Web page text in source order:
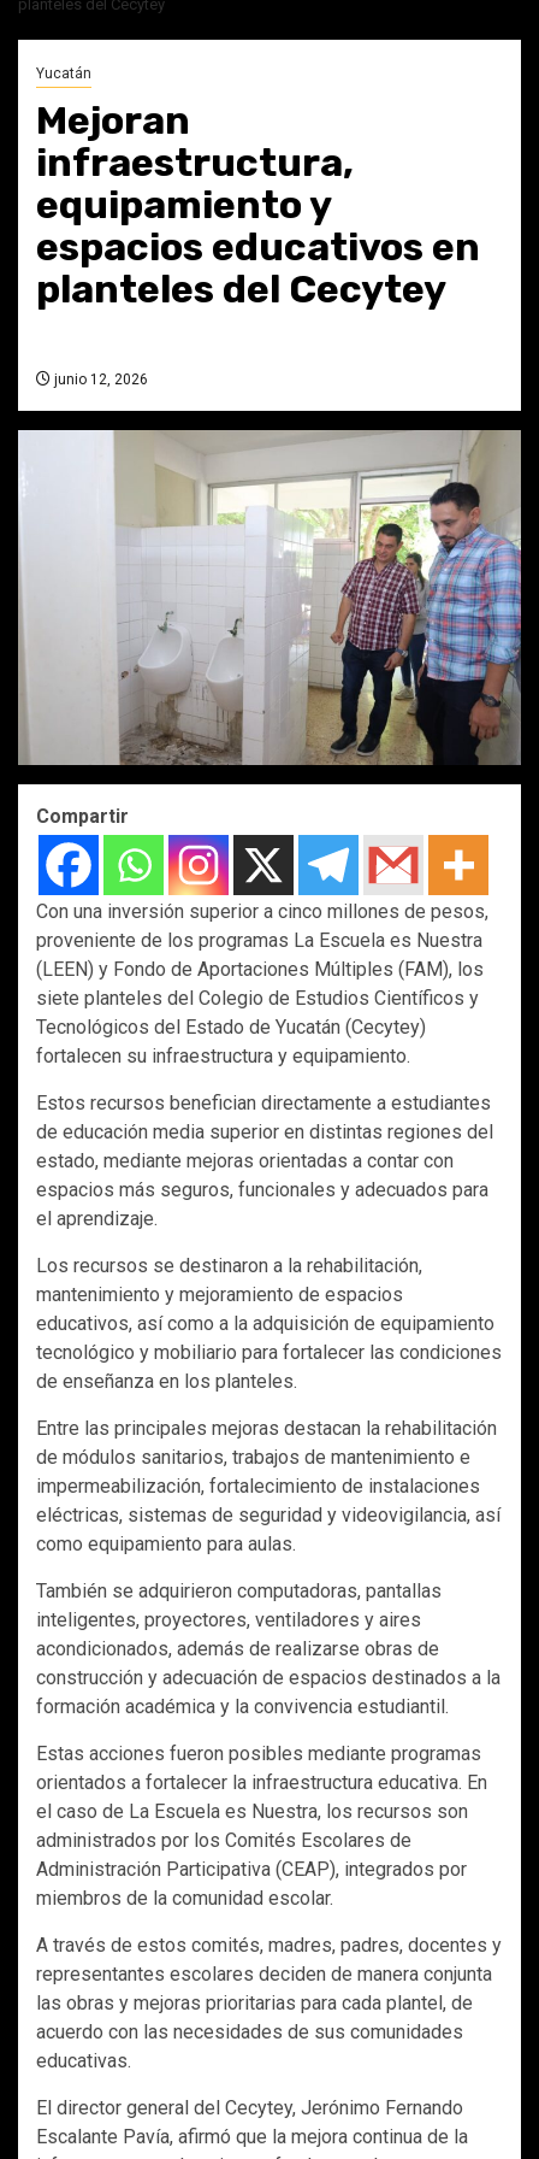
planteles del Cecytey
Yucatán
Mejoran
infraestructura,
equipamiento y
espacios educativos en
planteles del Cecytey
junio 12, 2026
Compartir
Con una inversión superior a cinco millones de pesos,
proveniente de los programas La Escuela es Nuestra
(LEEN) y Fondo de Aportaciones Múltiples (FAM), los
siete planteles del Colegio de Estudios Científicos y
Tecnológicos del Estado de Yucatán (Cecytey)
fortalecen su infraestructura y equipamiento.
Estos recursos benefician directamente a estudiantes
de educación media superior en distintas regiones del
estado, mediante mejoras orientadas a contar con
espacios más seguros, funcionales y adecuados para
el aprendizaje.
Los recursos se destinaron a la rehabilitación,
mantenimiento y mejoramiento de espacios
educativos, así como a la adquisición de equipamiento
tecnológico y mobiliario para fortalecer las condiciones
de enseñanza en los planteles.
Entre las principales mejoras destacan la rehabilitación
de módulos sanitarios, trabajos de mantenimiento e
impermeabilización, fortalecimiento de instalaciones
eléctricas, sistemas de seguridad y videovigilancia, así
como equipamiento para aulas.
También se adquirieron computadoras, pantallas
inteligentes, proyectores, ventiladores y aires
acondicionados, además de realizarse obras de
construcción y adecuación de espacios destinados a la
formación académica y la convivencia estudiantil.
Estas acciones fueron posibles mediante programas
orientados a fortalecer la infraestructura educativa. En
el caso de La Escuela es Nuestra, los recursos son
administrados por los Comités Escolares de
Administración Participativa (CEAP), integrados por
miembros de la comunidad escolar.
A través de estos comités, madres, padres, docentes y
representantes escolares deciden de manera conjunta
las obras y mejoras prioritarias para cada plantel, de
acuerdo con las necesidades de sus comunidades
educativas.
El director general del Cecytey, Jerónimo Fernando
Escalante Pavía, afirmó que la mejora continua de la